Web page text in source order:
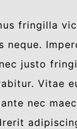
fringilla
neque.
justo
Vitae
nec